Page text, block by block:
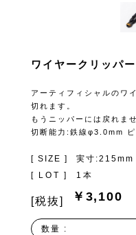
ワイヤークリッパー
アーティフィシャルのワ
切れます。
もうニッパーには戻れませ
切断能力:鉄線φ3.0mm
[ SIZE ]
実寸
[ LOT ]
1本
￥3,100
[税抜]
数量 :